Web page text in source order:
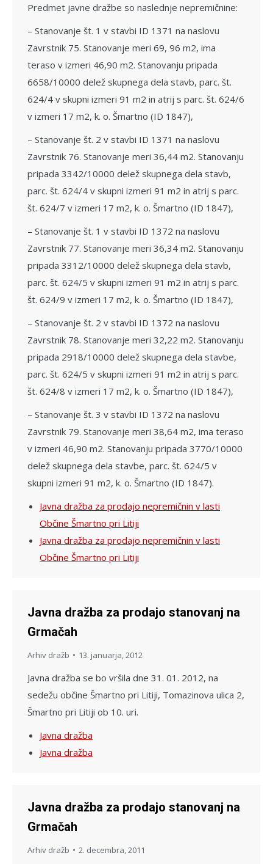
Predmet javne dražbe so naslednje nepremičnine:
– Stanovanje št. 1 v stavbi ID 1371 na naslovu
Zavrstnik 75. Stanovanje meri 69, 96 m2, ima
teraso v izmeri 46,90 m2. Stanovanju pripada
6658/10000 delež skupnega dela stavb, parc. št.
624/4 v skupni izmeri 91 m2 in atrij s parc. št. 624/6
v izmeri 17 m2, k. o. Šmartno (ID 1847),
– Stanovanje št. 2 v stavbi ID 1371 na naslovu
Zavrstnik 76. Stanovanje meri 36,44 m2. Stanovanju
pripada 3342/10000 delež skupnega dela stavb,
parc. št. 624/4 v skupni izmeri 91 m2 in atrij s parc.
št. 624/7 v izmeri 17 m2, k. o. Šmartno (ID 1847),
– Stanovanje št. 1 v stavbi ID 1372 na naslovu
Zavrstnik 77. Stanovanje meri 36,34 m2. Stanovanju
pripada 3312/10000 delež skupnega dela stavb,
parc. št. 624/5 v skupni izmeri 91 m2 in atrij s parc.
št. 624/9 v izmeri 17 m2, k. o. Šmartno (ID 1847),
– Stanovanje št. 2 v stavbi ID 1372 na naslovu
Zavrstnik 78. Stanovanje meri 32,22 m2. Stanovanju
pripada 2918/10000 delež skupnega dela stavbe,
parc. št. 624/5 v skupni izmeri 91 m2 in atrij s parc.
št. 624/8 v izmeri 17 m2, k. o. Šmartno (ID 1847),
– Stanovanje št. 3 v stavbi ID 1372 na naslovu
Zavrstnik 79. Stanovanje meri 38,64 m2, ima teraso
v izmeri 46,90 m2. Stanovanju pripada 3770/10000
delež skupnega dela stavbe, parc. št. 624/5 v
skupni izmeri 91 m2, k. o. Šmartno (ID 1847).
Javna dražba za prodajo nepremičnin v lasti
Občine Šmartno pri Litiji
Javna dražba za prodajo nepremičnin v lasti
Občine Šmartno pri Litiji
Javna dražba za prodajo stanovanj na
Grmačah
Arhiv dražb 13. januarja, 2012
Javna dražba se bo vršila dne 31. 01. 2012, na
sedežu občine Šmartno pri Litiji, Tomazinova ulica 2,
Šmartno pri Litiji ob 10. uri.
Javna dražba
Javna dražba
Javna dražba za prodajo stanovanj na
Grmačah
Arhiv dražb 2. decembra, 2011